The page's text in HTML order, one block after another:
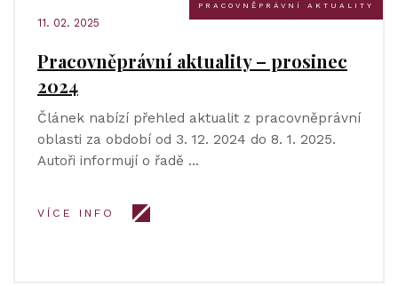
PRACOVNĚPRÁVNÍ AKTUALITY
11. 02. 2025
Pracovněprávní aktuality – prosinec
2024
Článek nabízí přehled aktualit z pracovněprávní
oblasti za období od 3. 12. 2024 do 8. 1. 2025.
Autoři informují o řadě …
VÍCE INFO